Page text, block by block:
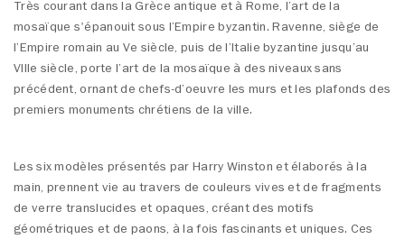
Très courant dans la Grèce antique et à Rome, l’art de la
mosaïque s'épanouit sous l’Empire byzantin. Ravenne, siège de
l’Empire romain au Ve siècle, puis de l’Italie byzantine jusqu’au
VIIIe siècle, porte l’art de la mosaïque à des niveaux sans
précédent, ornant de chefs-d’oeuvre les murs et les plafonds des
premiers monuments chrétiens de la ville.
Les six modèles présentés par Harry Winston et élaborés à la
main, prennent vie au travers de couleurs vives et de fragments
de verre translucides et opaques, créant des motifs
géométriques et de paons, à la fois fascinants et uniques. Ces